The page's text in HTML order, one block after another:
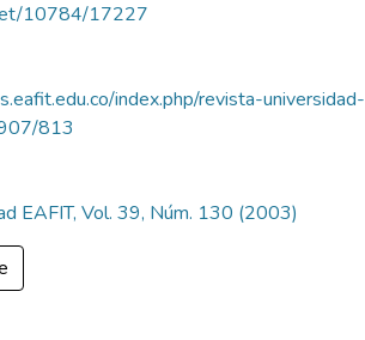
10784/17227
index.php/revista-universidad-
813
EAFIT, Vol. 39, Núm. 130 (2003)